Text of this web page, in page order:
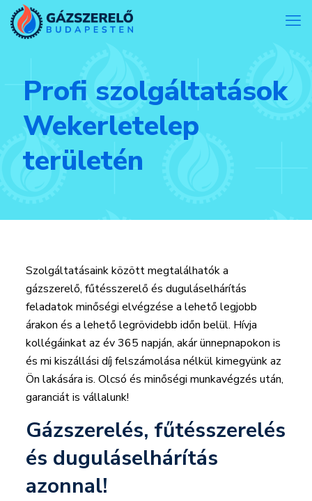
Profi szolgáltatások
Wekerletelep
területén
Szolgáltatásaink között megtalálhatók a
gázszerelő, fűtésszerelő és duguláselhárítás
feladatok minőségi elvégzése a lehető legjobb
árakon és a lehető legrövidebb időn belül. Hívja
kollégáinkat az év 365 napján, akár ünnepnapokon is
és mi kiszállási díj felszámolása nélkül kimegyünk az
Ön lakására is. Olcsó és minőségi munkavégzés után,
garanciát is vállalunk!
Gázszerelés, fűtésszerelés
és duguláselhárítás
azonnal!